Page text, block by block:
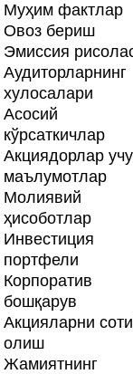
Муҳим фактлар
Овоз бериш
Эмиссия
Аудиторларнинг
хулосалари
Асосий
кўрсаткичлар
Акциядорлар
маълумотлар
Молиявий
ҳисоботлар
Инвестиция
портфели
Корпоратив
бошқарув
Акцияларни
олиш
Жамиятнинг